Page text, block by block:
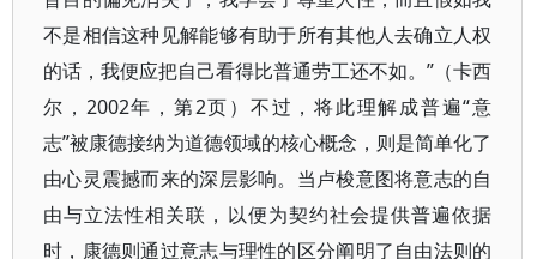
不是相信这种见解能够有助于所有其他人去确立人权
的话，我便应把自己看得比普通劳工还不如。”（卡西
尔，2002年，第2页）不过，将此理解成普遍“意
志”被康德接纳为道德领域的核心概念，则是简单化了
由心灵震撼而来的深层影响。当卢梭意图将意志的自
由与立法性相关联，以便为契约社会提供普遍依据
时，康德则通过意志与理性的区分阐明了自由法则的